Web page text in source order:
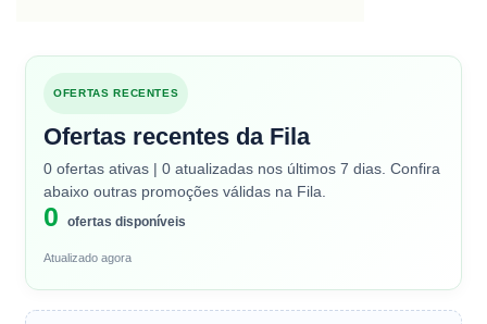
OFERTAS RECENTES
Ofertas recentes da Fila
0 ofertas ativas | 0 atualizadas nos últimos 7 dias. Confira
abaixo outras promoções válidas na Fila.
0 ofertas disponíveis
Atualizado agora